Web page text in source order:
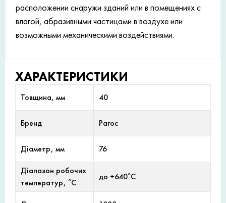
расположении снаружи зданий или в помещениях с
влагой, абразивными частицами в воздухе или
возможными механическими воздействиями.
ХАРАКТЕРИСТИКИ
Товщина, мм 40
Бренд Paroc
Діаметр, мм 76
Діапазон робочих
температур, °С
до +640°С